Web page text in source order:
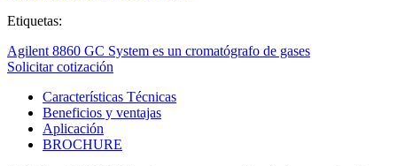
Etiquetas:
Agilent 8860 GC System es un cromatógrafo de gases
Solicitar cotización
Características Técnicas
Beneficios y ventajas
Aplicación
BROCHURE